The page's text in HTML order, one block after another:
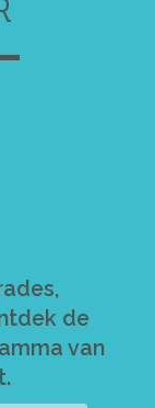
de
van